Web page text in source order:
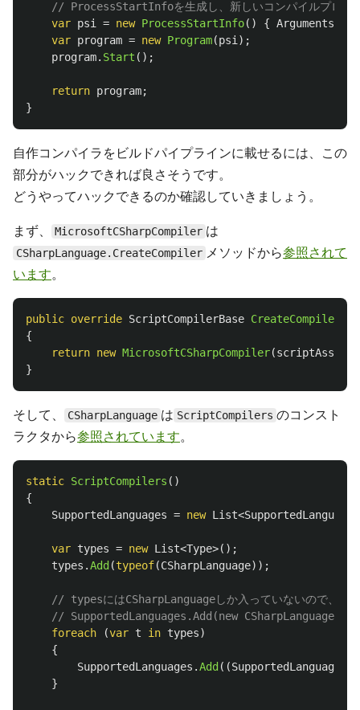
// ProcessStartInfoを生成し、新しいコンパイルプロセ
var psi = new ProcessStartInfo() { Arguments
var program = new Program(psi );
program. Start ();
return program;
}
自作コンパイラをビルドパイプラインに載せるには、この
部分がハックできれば良さそうです。
どうやってハックできるのか確認していきましょう。
まず、 MicrosoftCSharpCompiler は
CSharpLanguage.CreateCompiler メソッドから参照されて
います。
public override ScriptCompilerBase CreateCompiler
{
return new MicrosoftCSharpCompiler(
}
そして、 CSharpLanguage は ScriptCompilers のコンスト
ラクタから参照されています。
static ScriptCompilers ()
{
SupportedLanguages = new List<SupportedLanguage
var types = new List<Type>();
types .Add (typeof(CSharpLanguage));
// typesにはCSharpLanguageしか入っていないので、以
// SupportedLanguages.Add(new CSharpLanguage());
foreach
(var t in types)
{
SupportedLanguages .Add ((SupportedLanguage
}